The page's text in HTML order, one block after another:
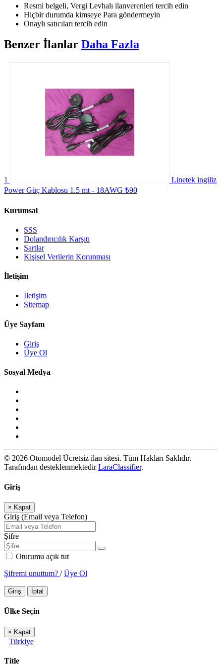
Resmi belgeli, Vergi Levhalı ilanverenleri tercih edin
Hiçbir durumda kimseye Para göndermeyin
Onaylı satıcıları tercih edin
Benzer İlanlar Daha Fazla
1
Linetek ingiliz
Power Güç Kablosu 1.5 mt - 18AWG ₺90
Kurumsal
SSS
Dolandırıcılık Karşıtı
Şartlar
Kişisel Verilerin Korunması
İletişim
İletişim
Sitemap
Üye Sayfam
Giriş
Üye Ol
Sosyal Medya
© 2026 Otomodel Ücretsiz ilan sitesi. Tüm Hakları Saklıdır.
Tarafından desteklenmektedirLaraClassifier.
Giriş
× Kapat
Giriş (Email veya Telefon)
Şifre
Oturumu açık tut
Şifremi unuttum? /Üye Ol
Giriş İptal
Ülke Seçin
× Kapat
Türkiye
Title